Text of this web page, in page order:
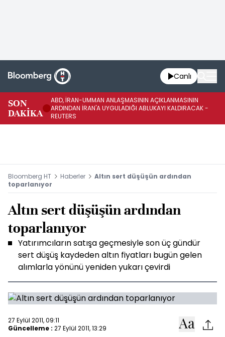
Canlı
SON
DAKİKA
ABD, İRAN-UMMAN ANLAŞMASININ AÇIKLANMASININ
ARDINDAN İRAN'A UYGULADIĞI ABLUKAYI KALDIRACAK -
REUTERS
Bloomberg HT Haberler
Altın sert düşüşün ardından
toparlanıyor
Altın sert düşüşün ardından
toparlanıyor
Yatırımcıların satışa geçmesiyle son üç gündür
sert düşüş kaydeden altın fiyatları bugün gelen
alımlarla yönünü yeniden yukarı çevirdi
27 Eylül 2011, 09:11
Güncelleme : 27 Eylül 2011, 13:29